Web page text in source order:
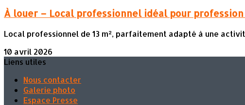
À louer – Local professionnel idéal pour
Local professionnel de 13 m², parfaitement adapté à une
10 avril 2026
Liens utiles
Nous contacter
Galerie photo
Espace Presse